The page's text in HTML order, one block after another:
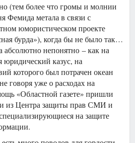
(тем более что громы и молнии
Фемида метала в связи с
юмористическом проекте
бурда»), когда бы не было так…
абсолютно непонятно – как на
юридический казус, на
которого был потрачен океан
говоря уже о расходах на
«Областной газете» пришли
из Центра защиты прав СМИ и
на защите